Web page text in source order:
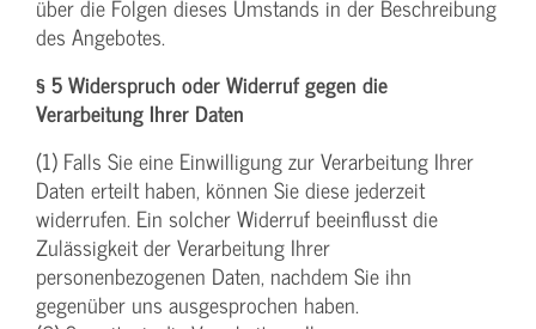
über die Folgen dieses Umstands in der Beschreibung
des Angebotes.
§ 5 Widerspruch oder Widerruf gegen die
Verarbeitung Ihrer Daten
(1) Falls Sie eine Einwilligung zur Verarbeitung Ihrer
Daten erteilt haben, können Sie diese jederzeit
widerrufen. Ein solcher Widerruf beeinflusst die
Zulässigkeit der Verarbeitung Ihrer
personenbezogenen Daten, nachdem Sie ihn
gegenüber uns ausgesprochen haben.